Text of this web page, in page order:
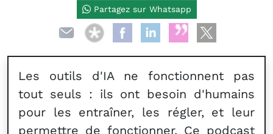
Les outils d'IA ne fonctionnent pas
tout seuls : ils ont besoin d'humains
pour les entraîner, les régler, et leur
permettre de fonctionner. Ce podcast
Partagez sur Whatsapp